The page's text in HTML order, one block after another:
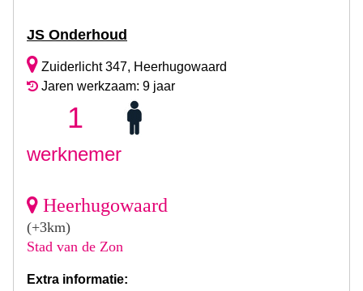
JS Onderhoud
Zuiderlicht 347, Heerhugowaard
Jaren werkzaam: 9 jaar
1
werknemer
Heerhugowaard
(+3km)
Stad van de Zon
Extra informatie: